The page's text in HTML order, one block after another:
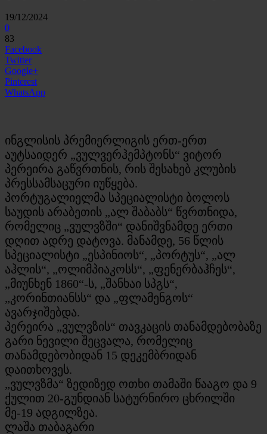
19/12/2024
0
83
Facebook
Twitter
Google+
Pinterest
WhatsApp
ინგლისის პრემიერლიგის ერთ-ერთ
აუტსაიდერ „ვულვერჰემპტონს“ ვიტორ
პერეირა გაწვრთნის, რის შესახებ კლუბის
პრესსამსაცური იუწყება.
პორტუგალიელმა სპეციალისტი ბოლოს
საუდის არაბეთის „ალ შაბაბს“ წვრთნიდა,
რომელიც „ვულვზში“ დანიშვნამდე ერთი
დღით ადრე დატოვა. მანამდე, 56 წლის
სპეციალისტი „ესპინიოს“, „პორტუს“, „ალ
აჰლის“, „ოლიმპიაკოსს“, „ფენერბაჰჩეს“,
„მიუნხენ 1860“-ს, „შანხაი სპგს“,
„კორინთიანსს“ და „ფლამენგოს“
ავარჯიშებდა.
პერეირა „ვულვზის“ თავკაცის თანამდებობაზე
გარი ნევილი შეცვალა, რომელიც
თანამდებობიდან 15 დეკემბრიდან
დაითხოვეს.
„ვულვზმა“ ზედიზედ ოთხი თამაში წააგო და 9
ქულით 20-გუნდიან სატურნირო ცხრილში
მე-19 ადგილზეა.
ლაშა თაბაგარი